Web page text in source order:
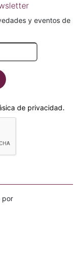
y eventos de
de privacidad.
por